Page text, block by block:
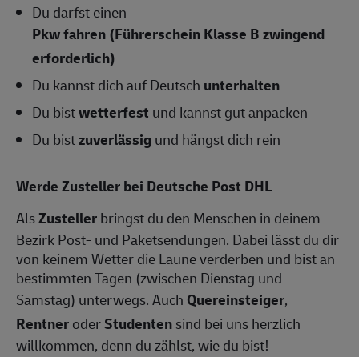
Du darfst einen
Pkw fahren (Führerschein Klasse B zwingend
erforderlich)
Du kannst dich auf Deutsch unterhalten
Du bistwetterfest und kannst gut anpacken
Du bistzuverlässigund hängst dich rein
Werde Zusteller bei Deutsche Post DHL
AlsZustellerbringst du den Menschen in deinem
Bezirk Post- und Paketsendungen. Dabei lässt du dir
von keinem Wetter die Laune verderben und bist an
bestimmten Tagen (zwischen Dienstag und
Samstag) unterwegs. Auch Quereinsteiger,
RentneroderStudentensind bei uns herzlich
willkommen, denn du zählst, wie du bist!